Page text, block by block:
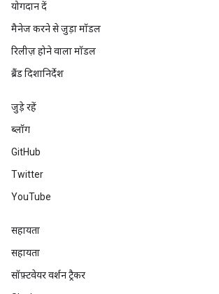
योगदान दें
मैनेज करने से जुड़ा मॉडल
रिलीज़ होने वाला मॉडल
ब्रैंड दिशानिर्देश
जुड़े रहें
ब्लॉग
GitHub
Twitter
YouTube
सहायता
सहायता
सॉफ़्टवेयर वर्शन ट्रैकर